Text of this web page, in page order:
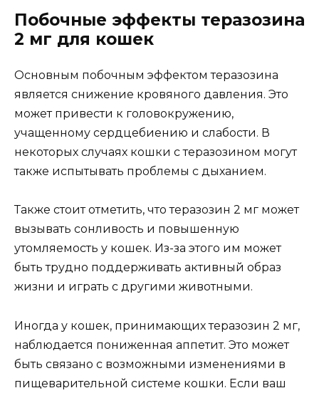
Побочные эффекты теразозина
2 мг для кошек
Основным побочным эффектом теразозина
является снижение кровяного давления. Это
может привести к головокружению,
учащенному сердцебиению и слабости. В
некоторых случаях кошки с теразозином могут
также испытывать проблемы с дыханием.
Также стоит отметить, что теразозин 2 мг может
вызывать сонливость и повышенную
утомляемость у кошек. Из-за этого им может
быть трудно поддерживать активный образ
жизни и играть с другими животными.
Иногда у кошек, принимающих теразозин 2 мг,
наблюдается пониженная аппетит. Это может
быть связано с возможными изменениями в
пищеварительной системе кошки. Если ваш